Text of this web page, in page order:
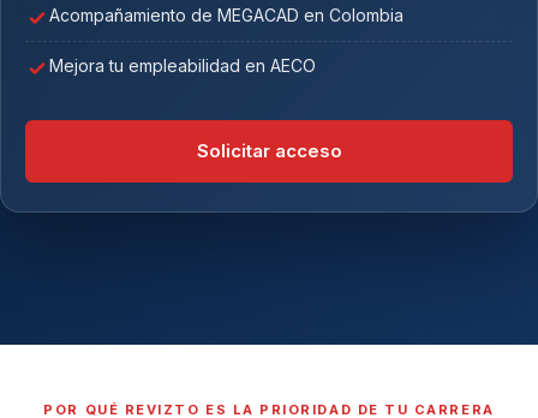
Acompañamiento de MEGACAD en Colombia
Mejora tu empleabilidad en AECO
Solicitar acceso
POR QUÉ REVIZTO ES LA PRIORIDAD DE TU CARRERA